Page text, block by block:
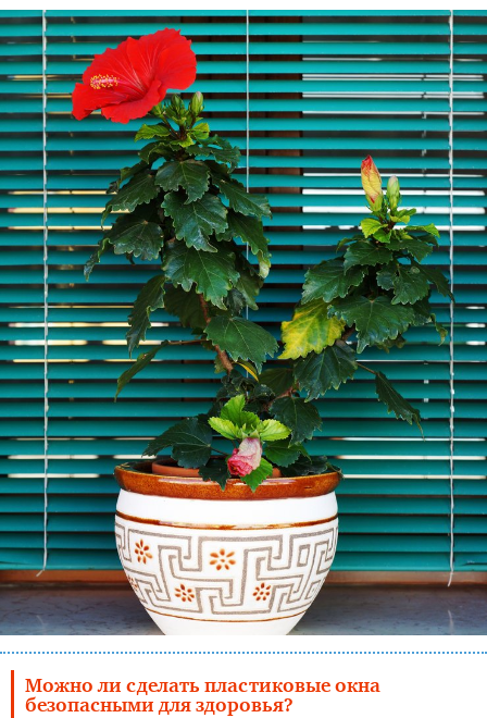
Можно ли сделать пластиковые окна
безопасными для здоровья?